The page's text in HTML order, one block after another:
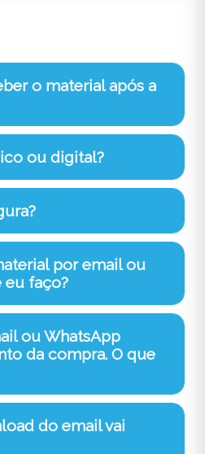
o material após a
ou digital?
por email ou
eu faço?
ou WhatsApp
da compra. O que
do email vai